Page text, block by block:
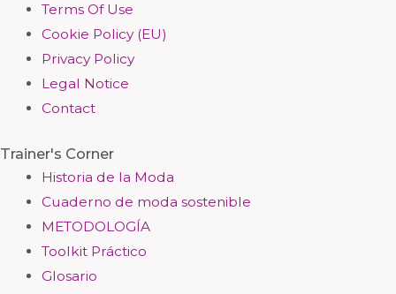
Terms Of Use
Cookie Policy (EU)
Privacy Policy
Legal Notice
Contact
Trainer's Corner
Historia de la Moda
Cuaderno de moda sostenible
METODOLOGÍA
Toolkit Práctico
Glosario